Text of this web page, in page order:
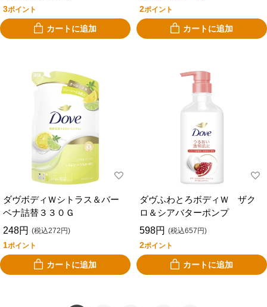
3ポイント
カートに追加
2ポイント
カートに追加
ダヴボディＷシトラス＆バー
ベナ詰替３３０Ｇ
248円 (税込272円)
1ポイント
カートに追加
ダヴふわとろボディＷ ザク
ロ＆シアバターポンプ
598円 (税込657円)
2ポイント
カートに追加